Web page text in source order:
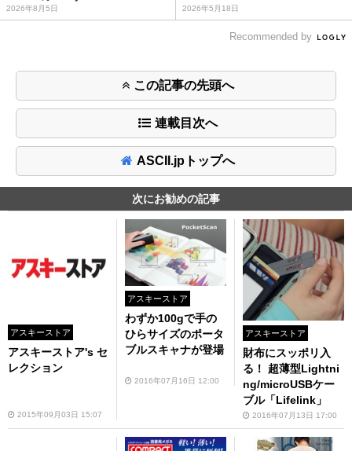
2026年8月5日 2026年5月18日
Recommended by
この記事の先頭へ
連載目次へ
ASCII.jpトップへ
次にお勧めの記事
アスキーストア
アスキーストア's セ
レクション
2015年09月03日 15:07
アスキーストア
わずか100gで手の
ひらサイズのポータ
ブルスキャナが登場
2016年07月16日 12:00
アスキーストア
財布にスッポリ入
る！ 超薄型Lightni
ng/microUSBケー
ブル「Lifelink」
2016年07月13日 17:00